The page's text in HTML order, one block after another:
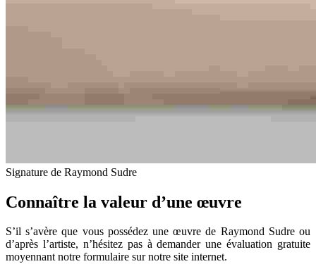
Signature de Raymond Sudre
Connaître la valeur d’une œuvre
S’il s’avère que vous possédez une œuvre de Raymond Sudre ou
d’après l’artiste, n’hésitez pas à demander une évaluation gratuite
moyennant notre formulaire sur notre site internet.